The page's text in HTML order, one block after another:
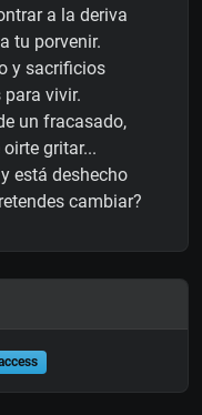
a la deriva
tu porvenir.
y sacrificios
para vivir.
un fracasado,
gritar...
está deshecho
cambiar?